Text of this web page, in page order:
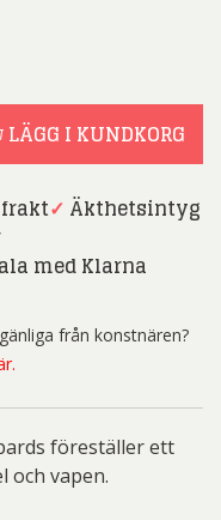
LÄGG I KUNDKORG
✓ Äkthetsintyg
med Klarna
från konstnären?
föreställer ett
och vapen.